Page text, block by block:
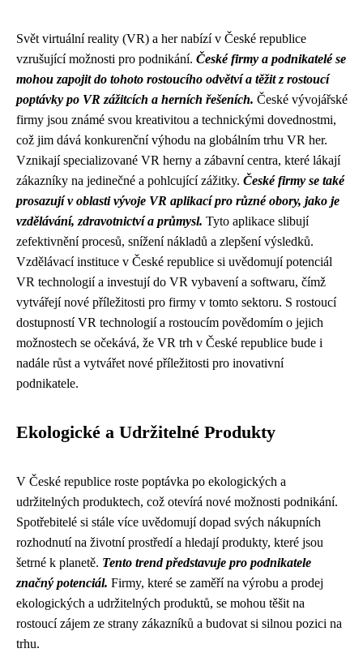
Svět virtuální reality (VR) a her nabízí v České republice
vzrušující možnosti pro podnikání. České firmy a podnikatelé se
mohou zapojit do tohoto rostoucího odvětví a těžit z rostoucí
poptávky po VR zážitcích a herních řešeních. České vývojářské
firmy jsou známé svou kreativitou a technickými dovednostmi,
což jim dává konkurenční výhodu na globálním trhu VR her.
Vznikají specializované VR herny a zábavní centra, které lákají
zákazníky na jedinečné a pohlcující zážitky. České firmy se také
prosazují v oblasti vývoje VR aplikací pro různé obory, jako je
vzdělávání, zdravotnictví a průmysl. Tyto aplikace slibují
zefektivnění procesů, snížení nákladů a zlepšení výsledků.
Vzdělávací instituce v České republice si uvědomují potenciál
VR technologií a investují do VR vybavení a softwaru, čímž
vytvářejí nové příležitosti pro firmy v tomto sektoru. S rostoucí
dostupností VR technologií a rostoucím povědomím o jejich
možnostech se očekává, že VR trh v České republice bude i
nadále růst a vytvářet nové příležitosti pro inovativní
podnikatele.
Ekologické a Udržitelné Produkty
V České republice roste poptávka po ekologických a
udržitelných produktech, což otevírá nové možnosti podnikání.
Spotřebitelé si stále více uvědomují dopad svých nákupních
rozhodnutí na životní prostředí a hledají produkty, které jsou
šetrné k planetě. Tento trend představuje pro podnikatele
značný potenciál. Firmy, které se zaměří na výrobu a prodej
ekologických a udržitelných produktů, se mohou těšit na
rostoucí zájem ze strany zákazníků a budovat si silnou pozici na
trhu.